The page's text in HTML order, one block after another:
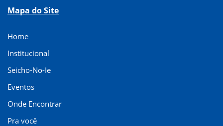
Mapa do Site
Home
Institucional
Seicho-No-Ie
Eventos
Onde Encontrar
Pra você